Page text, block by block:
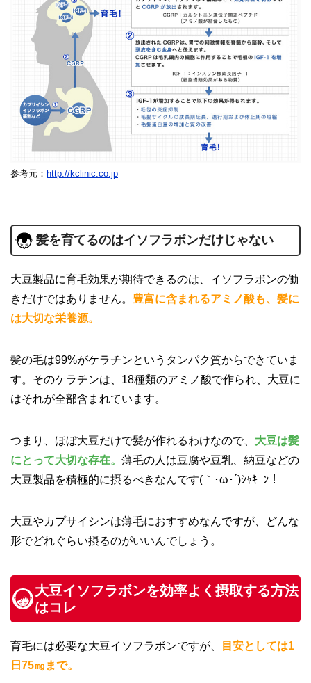
参考元： http://kclinic.co.jp
髪を育てるのはイソフラボンだけじゃない
大豆製品に育毛効果が期待できるのは、イソフラボンの働
きだけではありません。 豊富に含まれるアミノ酸も、髪に
は大切な栄養源。
髪の毛は99%がケラチンというタンパク質からできていま
す。そのケラチンは、18種類のアミノ酸で作られ、大豆に
はそれが全部含まれています。
つまり、ほぼ大豆だけで髪が作れるわけなので、 大豆は髪
にとって大切な存在。 薄毛の人は豆腐や豆乳、納豆などの
大豆製品を積極的に摂るべきなんです(｀･ω･´)ｼｬｷｰﾝ！
大豆やカプサイシンは薄毛におすすめなんですが、どんな
形でどれぐらい摂るのがいいんでしょう。
大豆イソフラボンを効率よく摂取する方法
はコレ
育毛には必要な大豆イソフラボンですが、
目安としては1
日75㎎まで。